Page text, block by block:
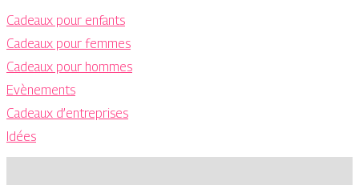
Cadeaux pour enfants
Cadeaux pour femmes
Cadeaux pour hommes
Evènements
Cadeaux d’entreprises
Idées